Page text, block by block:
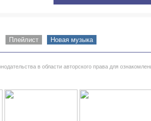
Плейлист Новая музыка
в области авторского права для